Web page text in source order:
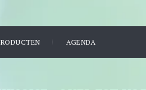
AGENDA